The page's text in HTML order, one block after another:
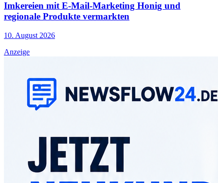
Imkereien mit E-Mail-Marketing Honig und
regionale Produkte vermarkten
10. August 2026
Anzeige